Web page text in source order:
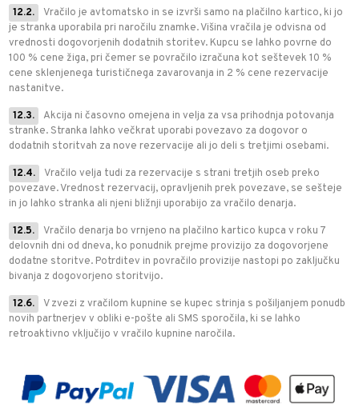
12.2.
Vračilo je avtomatsko in se izvrši samo na plačilno kartico, ki jo
je stranka uporabila pri naročilu znamke. Višina vračila je odvisna od
vrednosti dogovorjenih dodatnih storitev. Kupcu se lahko povrne do
100 % cene žiga, pri čemer se povračilo izračuna kot seštevek 10 %
cene sklenjenega turističnega zavarovanja in 2 % cene rezervacije
nastanitve.
12.3.
Akcija ni časovno omejena in velja za vsa prihodnja potovanja
stranke. Stranka lahko večkrat uporabi povezavo za dogovor o
dodatnih storitvah za nove rezervacije ali jo deli s tretjimi osebami.
12.4.
Vračilo velja tudi za rezervacije s strani tretjih oseb preko
povezave. Vrednost rezervacij, opravljenih prek povezave, se sešteje
in jo lahko stranka ali njeni bližnji uporabijo za vračilo denarja.
12.5.
Vračilo denarja bo vrnjeno na plačilno kartico kupca v roku 7
delovnih dni od dneva, ko ponudnik prejme provizijo za dogovorjene
dodatne storitve. Potrditev in povračilo provizije nastopi po zaključku
bivanja z dogovorjeno storitvijo.
12.6.
V zvezi z vračilom kupnine se kupec strinja s pošiljanjem ponudb
novih partnerjev v obliki e-pošte ali SMS sporočila, ki se lahko
retroaktivno vključijo v vračilo kupnine naročila.